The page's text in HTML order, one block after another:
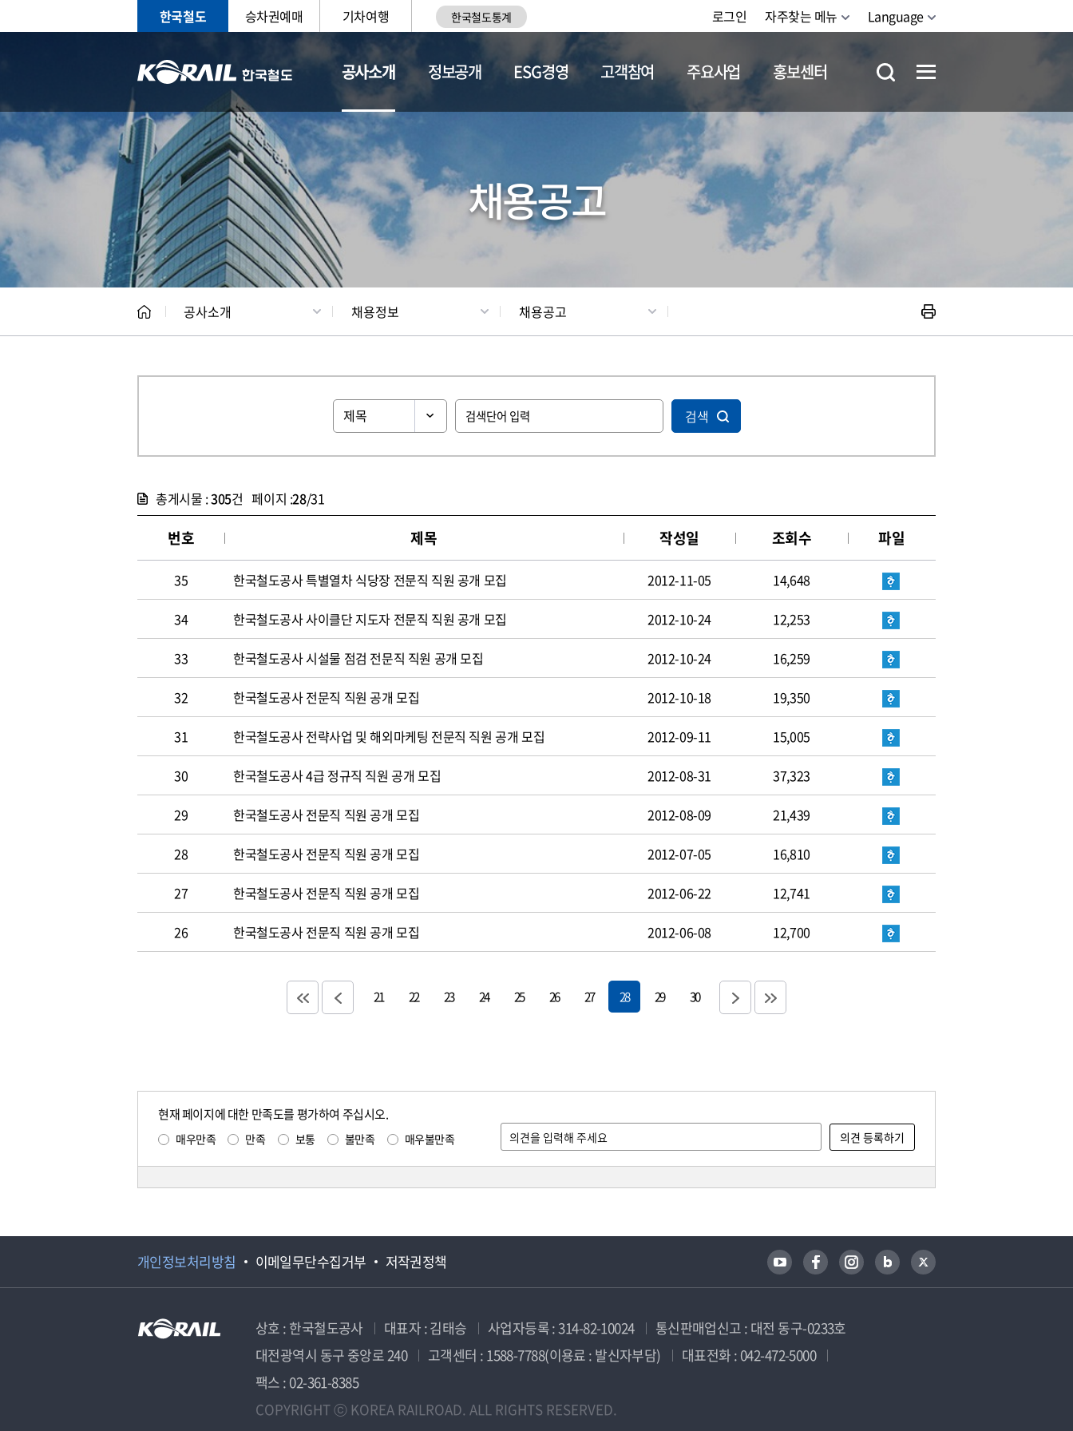
한국철도 승차권예매 기차여행 한국철도통계 로그인 자주찾는 메뉴 Language
공사소개
CEO 일반현황 채용정보
정보공개 ESG경영 고객참여 주요사업 홍보센터
채용공고
공사소개 채용정보 채용공고
검색
총게시물 :305건 페이지 :28/31
번호 제목 작성일 조회수 파일
35 한국철도공사 특별열차 식당장 전문직 직원 공개 모집 2012-11-05 14,648
34 한국철도공사 사이클단 지도자 전문직 직원 공개 모집 2012-10-24 12,253
33 한국철도공사 시설물 점검 전문직 직원 공개 모집 2012-10-24 16,259
32 한국철도공사 전문직 직원 공개 모집 2012-10-18 19,350
31 한국철도공사 전략사업 및 해외마케팅 전문직 직원 공개 모집 2012-09-11 15,005
30 한국철도공사 4급 정규직 직원 공개 모집 2012-08-31 37,323
29 한국철도공사 전문직 직원 공개 모집 2012-08-09 21,439
28 한국철도공사 전문직 직원 공개 모집 2012-07-05 16,810
27 한국철도공사 전문직 직원 공개 모집 2012-06-22 12,741
26 한국철도공사 전문직 직원 공개 모집 2012-06-08 12,700
21 22 23 24 25 26 27 28 29 30
현재 페이지에 대한 만족도를 평가하여 주십시오.
매우만족 만족 보통 불만족 매우불만족
개인정보처리방침 이메일무단수집거부 저작권정책
상호 : 한국철도공사 대표자 : 김태승 사업자등록 : 314-82-10024
통신판매업신고 : 대전 동구-0233호
대전광역시 동구 중앙로 240
고객센터 : 1588-7788(이용료 : 발신자부담)
대표전화 : 042-472-5000
팩스 : 02-361-8385
COPYRIGHT ⓒ KOREA RAILROAD. ALL RIGHTS RESERVED.